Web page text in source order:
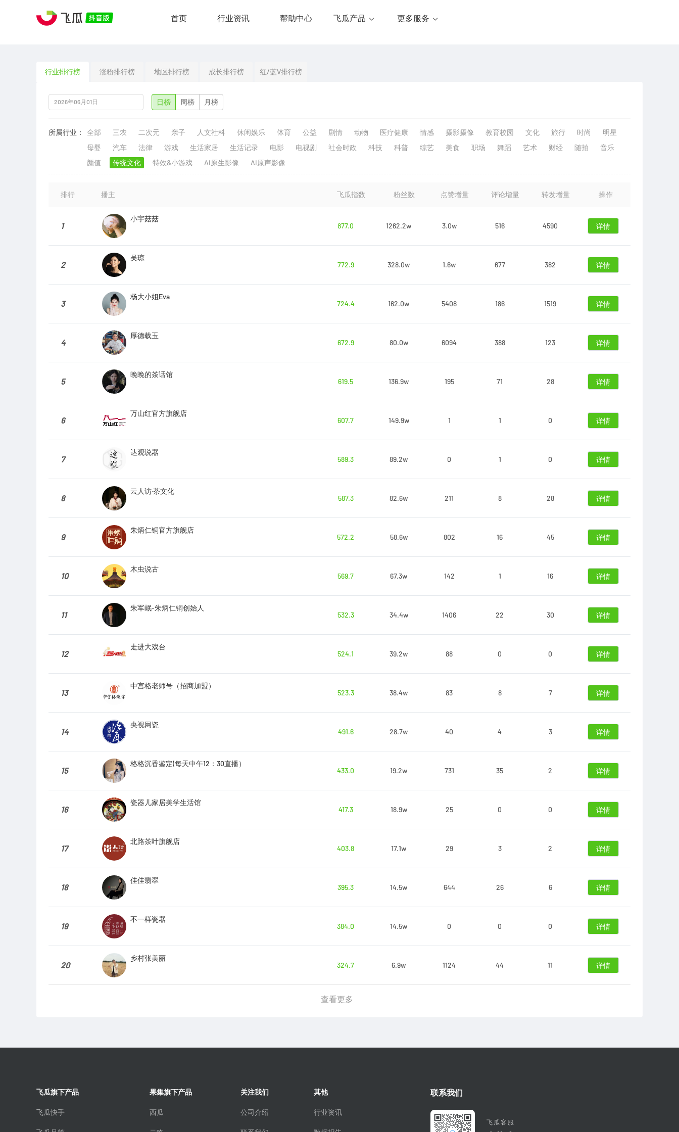
首页 行业资讯 帮助中心 飞瓜产品 更多服务
行业排行榜 涨粉排行榜 地区排行榜 成长排行榜 红/蓝V排行榜
日榜 周榜 月榜
所属行业： 全部 三农 二次元 亲子 人文社科 休闲娱乐 体育 公益 剧情 动物 医疗健康 情感 摄影摄像 教育校园 文化 旅行 时尚
明星
母婴
汽车 法律 游戏 生活家居 生活记录 电影 电视剧 社会时政 科技 科普 综艺 美食 职场 舞蹈 艺术 财经 随拍
音乐
颜值
传统文化 特效&小游戏 AI原生影像 AI原声影像
排行 播主 飞瓜指数 粉丝数 点赞增量 评论增量 转发增量 操作
1
小宇菇菇
877.0
1262.2w 3.0w 516 4590 详情
2
吴琼
772.9
328.0w 1.6w 677 382 详情
3
杨大小姐Eva
724.4
162.0w 5408 186 1519 详情
4
厚德载玉
672.9
80.0w 6094 388 123 详情
5
晚晚的茶话馆
619.5
136.9w 195 71 28 详情
6
万山红官方旗舰店
607.7
149.9w 1 1 0 详情
7
达观说器
589.3
89.2w 0 1 0 详情
8
云人访·茶文化
587.3
82.6w 211 8 28 详情
9
朱炳仁铜官方旗舰店
572.2
58.6w 802 16 45 详情
10
木虫说古
569.7
67.3w 142 1 16 详情
11
朱军岷-朱炳仁铜创始人
532.3
34.4w 1406 22 30 详情
12
走进大戏台
524.1
39.2w 88 0 0 详情
13
中宫格老师号（招商加盟）
523.3
38.4w 83 8 7 详情
14
央视网瓷
491.6
28.7w 40 4 3 详情
15
格格沉香鉴定(每天中午12：30直播）
433.0
19.2w 731 35 2 详情
16
瓷器儿家居美学生活馆
417.3
18.9w 25 0 0 详情
17
北路茶叶旗舰店
403.8
17.1w 29 3 2 详情
18
佳佳翡翠
395.3
14.5w 644 26 6 详情
19
不一样瓷器
384.0
14.5w 0 0 0 详情
20
乡村张美丽
324.7
6.9w 1124 44 11 详情
查看更多
飞瓜旗下产品
飞瓜快手
果集旗下产品
西瓜
关注我们
公司介绍
其他
行业资讯
联系我们
飞瓜客服